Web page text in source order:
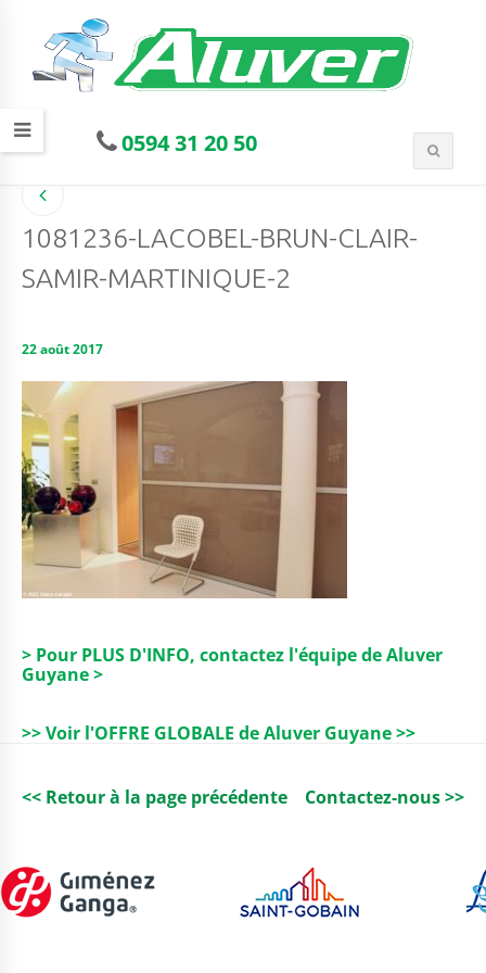
0594 31 20 50
1081236-LACOBEL-BRUN-CLAIR-
SAMIR-MARTINIQUE-2
22 août 2017
> Pour PLUS D'INFO, contactez l'équipe de Aluver
Guyane >
>> Voir l'OFFRE GLOBALE de Aluver Guyane >>
<< Retour à la page précédente Contactez-nous >>